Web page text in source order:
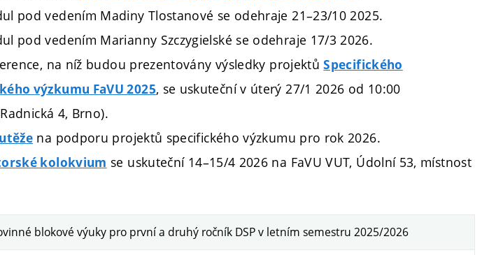
pod vedením Madiny Tlostanové se odehraje 21–23/10 2025.
pod vedením Marianny Szczygielské se odehraje 17/3 2026.
na níž budou prezentovány výsledky projektůSpecifického
výzkumu FaVU 2025, se uskuteční v úterý 27/1 2026 od 10:00
4, Brno).
na podporu projektů specifického výzkumu pro rok 2026.
kolokvium se uskuteční 14–15/4 2026 na FaVU VUT, Údolní 53, místnost
blokové výuky pro první a druhý ročník DSP v letním semestru 2025/2026